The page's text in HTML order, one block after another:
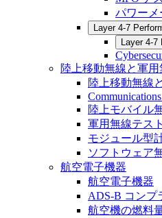
パワーメ
Layer 4-7
Layer 4-7
陸上移動無線と軍用
陸上移動無線
陸上モバイル
軍用無線テスト
モジュール型
ソフトウェア
航空電子機器
航空電子機器
ADS-B コンプ
航空機の燃料